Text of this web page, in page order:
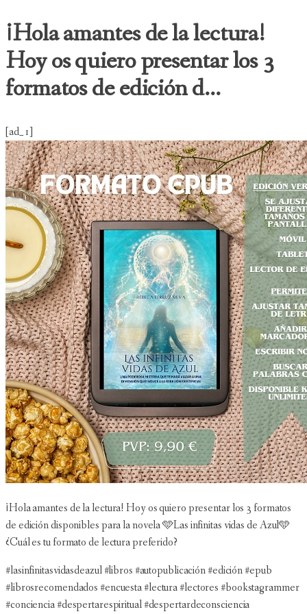
¡Hola amantes de la lectura!
Hoy os quiero presentar los 3
formatos de edición d...
[ad_1]
¡Hola amantes de la lectura! Hoy os quiero presentar los 3 formatos
de edición disponibles para la novela 🩵Las infinitas vidas de Azul🩵
¿Cuál es tu formato de lectura preferido?
#lasinfinitasvidasdeazul #libros #autopublicación #edición #epub
#librosrecomendados #encuesta #lectura #lectores #bookstagrammer
#conciencia #despertarespiritual #despertardeconsciencia